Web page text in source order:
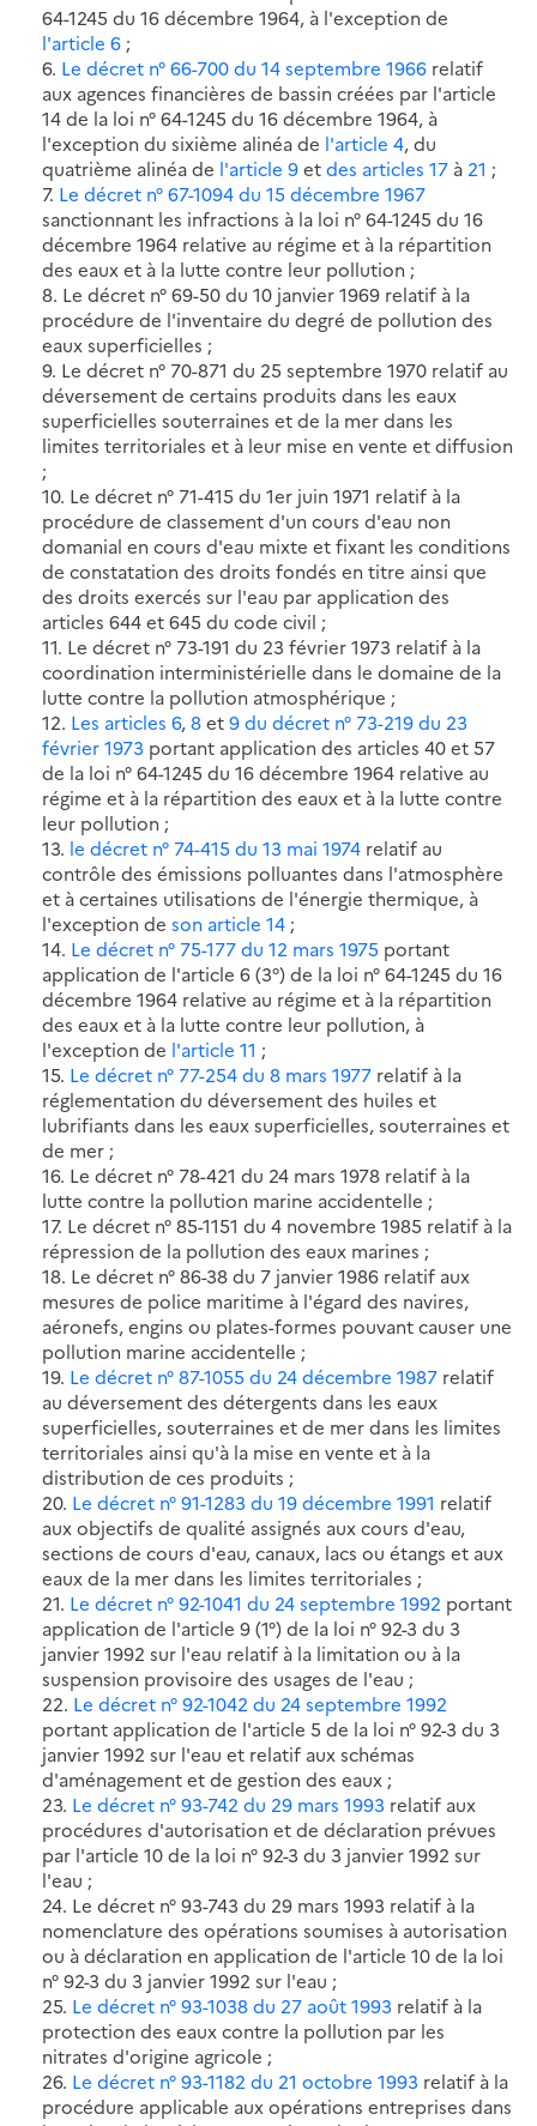
64-1245 du 16 décembre 1964, à l'exception de
l'article 6 ;
6. Le décret n° 66-700 du 14 septembre 1966 relatif
aux agences financières de bassin créées par l'article
14 de la loi n° 64-1245 du 16 décembre 1964, à
l'exception du sixième alinéa de l'article 4, du
quatrième alinéa de l'article 9etdes articles 17 à 21 ;
7. Le décret n° 67-1094 du 15 décembre 1967
sanctionnant les infractions à la loi n° 64-1245 du 16
décembre 1964 relative au régime et à la répartition
des eaux et à la lutte contre leur pollution ;
8. Le décret n° 69-50 du 10 janvier 1969 relatif à la
procédure de l'inventaire du degré de pollution des
eaux superficielles ;
9. Le décret n° 70-871 du 25 septembre 1970 relatif au
déversement de certains produits dans les eaux
superficielles souterraines et de la mer dans les
limites territoriales et à leur mise en vente et diffusion
;
10. Le décret n° 71-415 du 1er juin 1971 relatif à la
procédure de classement d'un cours d'eau non
domanial en cours d'eau mixte et fixant les conditions
de constatation des droits fondés en titre ainsi que
des droits exercés sur l'eau par application des
articles 644 et 645 du code civil ;
11. Le décret n° 73-191 du 23 février 1973 relatif à la
coordination interministérielle dans le domaine de la
lutte contre la pollution atmosphérique ;
12. Les articles 6,8et9 du décret n° 73-219 du 23
février 1973 portant application des articles 40 et 57
de la loi n° 64-1245 du 16 décembre 1964 relative au
régime et à la répartition des eaux et à la lutte contre
leur pollution ;
13. le décret n° 74-415 du 13 mai 1974 relatif au
contrôle des émissions polluantes dans l'atmosphère
et à certaines utilisations de l'énergie thermique, à
l'exception de son article 14 ;
14. Le décret n° 75-177 du 12 mars 1975 portant
application de l'article 6 (3°) de la loi n° 64-1245 du 16
décembre 1964 relative au régime et à la répartition
des eaux et à la lutte contre leur pollution, à
l'exception de l'article 11 ;
15. Le décret n° 77-254 du 8 mars 1977 relatif à la
réglementation du déversement des huiles et
lubrifiants dans les eaux superficielles, souterraines et
de mer ;
16. Le décret n° 78-421 du 24 mars 1978 relatif à la
lutte contre la pollution marine accidentelle ;
17. Le décret n° 85-1151 du 4 novembre 1985 relatif à la
répression de la pollution des eaux marines ;
18. Le décret n° 86-38 du 7 janvier 1986 relatif aux
mesures de police maritime à l'égard des navires,
aéronefs, engins ou plates-formes pouvant causer une
pollution marine accidentelle ;
19. Le décret n° 87-1055 du 24 décembre 1987 relatif
au déversement des détergents dans les eaux
superficielles, souterraines et de mer dans les limites
territoriales ainsi qu'à la mise en vente et à la
distribution de ces produits ;
20. Le décret n° 91-1283 du 19 décembre 1991 relatif
aux objectifs de qualité assignés aux cours d'eau,
sections de cours d'eau, canaux, lacs ou étangs et aux
eaux de la mer dans les limites territoriales ;
21. Le décret n° 92-1041 du 24 septembre 1992 portant
application de l'article 9 (1°) de la loi n° 92-3 du 3
janvier 1992 sur l'eau relatif à la limitation ou à la
suspension provisoire des usages de l'eau ;
22. Le décret n° 92-1042 du 24 septembre 1992
portant application de l'article 5 de la loi n° 92-3 du 3
janvier 1992 sur l'eau et relatif aux schémas
d'aménagement et de gestion des eaux ;
23. Le décret n° 93-742 du 29 mars 1993 relatif aux
procédures d'autorisation et de déclaration prévues
par l'article 10 de la loi n° 92-3 du 3 janvier 1992 sur
l'eau ;
24. Le décret n° 93-743 du 29 mars 1993 relatif à la
nomenclature des opérations soumises à autorisation
ou à déclaration en application de l'article 10 de la loi
n° 92-3 du 3 janvier 1992 sur l'eau ;
25. Le décret n° 93-1038 du 27 août 1993 relatif à la
protection des eaux contre la pollution par les
nitrates d'origine agricole ;
26. Le décret n° 93-1182 du 21 octobre 1993 relatif à la
procédure applicable aux opérations entreprises dans